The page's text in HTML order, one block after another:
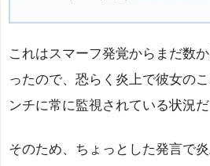
これはスマーフ発覚からまだ数
ったので、恐らく炎上で彼女の
ンチに常に監視されている状況だ
そのため、ちょっとした発言で